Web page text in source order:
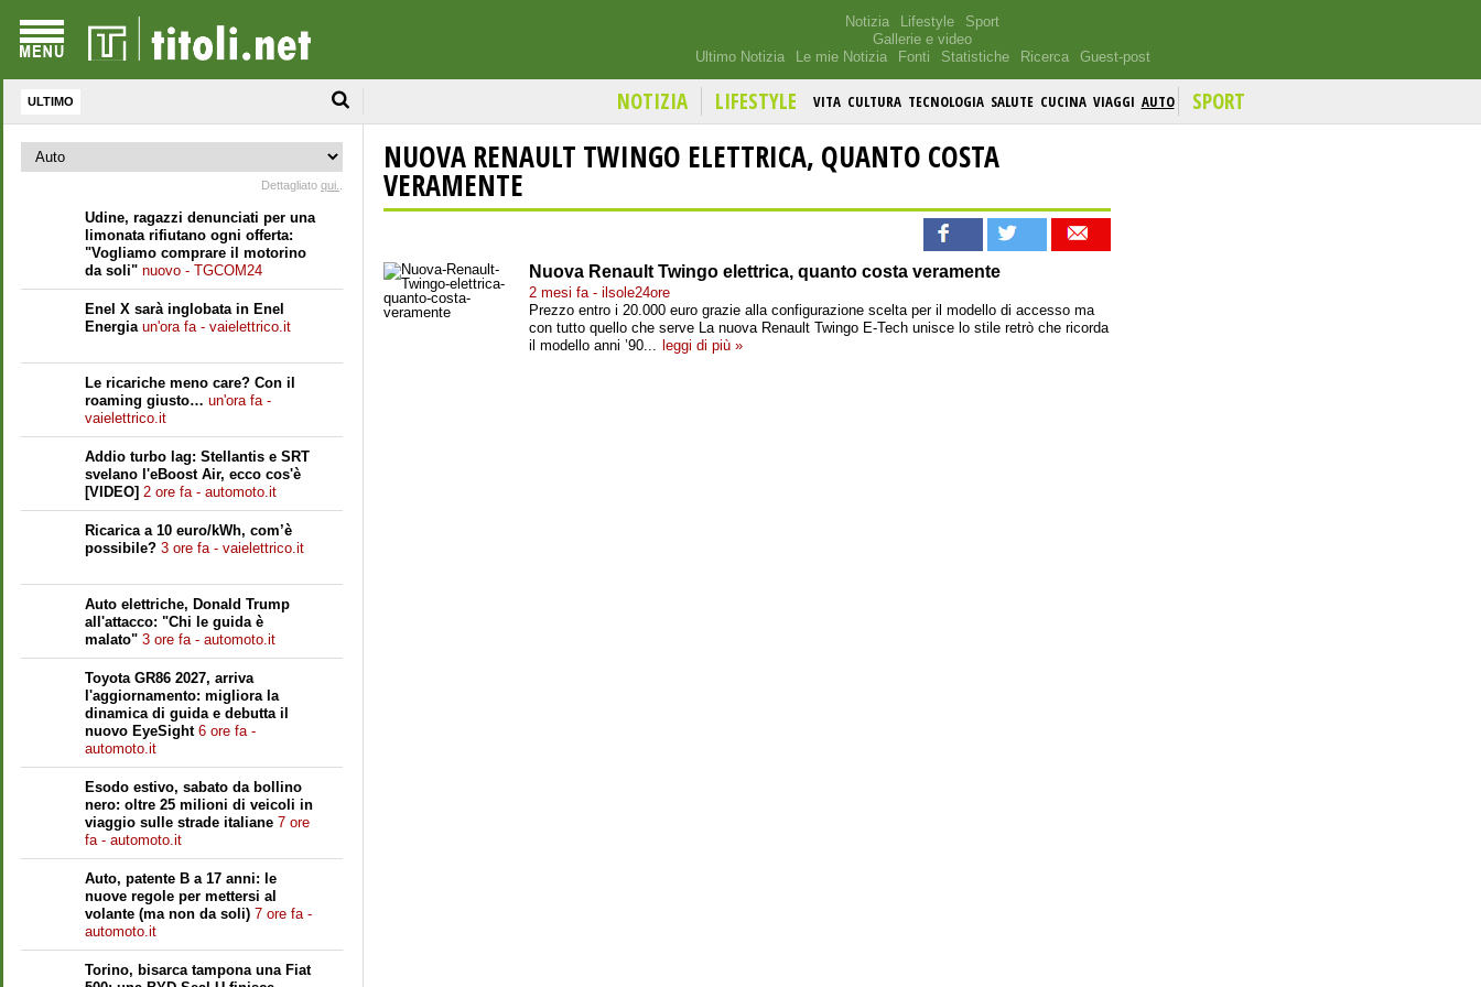
Notizia Lifestyle
Sport
Gallerie e video
Ultimo Notizia
Le mie Notizia Fonti Statistiche Ricerca Guest-post
ULTIMO NOTIZIA LIFESTYLE VITA CULTURA TECNOLOGIA SALUTE CUCINA VIAGGI AUTO SPORT
Dettagliato qui.
Udine, ragazzi denunciati per una
limonata rifiutano ogni offerta:
"Vogliamo comprare il motorino
da soli" nuovo - TGCOM24
Enel X sarà inglobata in Enel
Energia un'ora fa - vaielettrico.it
Le ricariche meno care? Con il
roaming giusto… un'ora fa -
vaielettrico.it
Addio turbo lag: Stellantis e SRT
svelano l'eBoost Air, ecco cos'è
[VIDEO] 2 ore fa - automoto.it
Ricarica a 10 euro/kWh, com’è
possibile? 3 ore fa - vaielettrico.it
Auto elettriche, Donald Trump
all'attacco: "Chi le guida è
malato" 3 ore fa - automoto.it
Toyota GR86 2027, arriva
l'aggiornamento: migliora la
dinamica di guida e debutta il
nuovo EyeSight 6 ore fa -
automoto.it
Esodo estivo, sabato da bollino
nero: oltre 25 milioni di veicoli in
viaggio sulle strade italiane 7 ore
fa - automoto.it
Auto, patente B a 17 anni: le
nuove regole per mettersi al
volante (ma non da soli) 7 ore fa -
automoto.it
Torino, bisarca tampona una Fiat
NUOVA RENAULT TWINGO ELETTRICA, QUANTO COSTA
VERAMENTE
Nuova Renault Twingo elettrica, quanto costa veramente
2 mesi fa - ilsole24ore
Prezzo entro i 20.000 euro grazie alla configurazione scelta per il modello di accesso ma
con tutto quello che serve La nuova Renault Twingo E-Tech unisce lo stile retrò che ricorda
il modello anni ’90... leggi di più »